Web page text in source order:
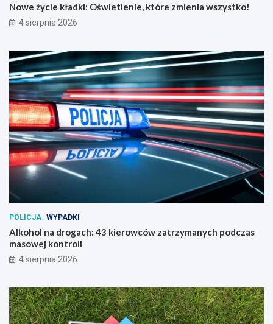
Nowe życie kładki: Oświetlenie, które zmienia wszystko!
4 sierpnia 2026
POLICJA WYPADKI
Alkohol na drogach: 43 kierowców zatrzymanych podczas
masowej kontroli
4 sierpnia 2026